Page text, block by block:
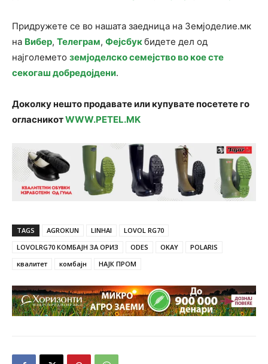
Придружете се во нашата заедница на Земјоделие.мк
на Вибер, Телеграм, Фејсбукбидете дел од
најголемето земјоделско семејство во кое сте
секогаш добредојдени.
Доколку нешто продавате или купувате посетете го
огласникотWWW.PETEL.MK
TAGS AGROKUN LINHAI
LOVOL RG70
LOVOLRG70 КОМБАЈН ЗА ОРИЗ
ODES OKAY
POLARIS
квалитет
комбајн НАЈК ПРОМ